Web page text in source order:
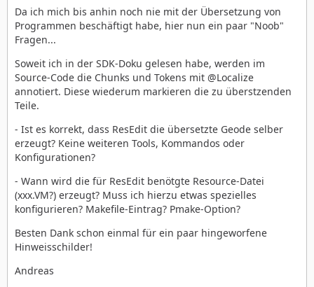
Da ich mich bis anhin noch nie mit der Übersetzung von
Programmen beschäftigt habe, hier nun ein paar "Noob"
Fragen...
Soweit ich in der SDK-Doku gelesen habe, werden im
Source-Code die Chunks und Tokens mit @Localize
annotiert. Diese wiederum markieren die zu überstzenden
Teile.
- Ist es korrekt, dass ResEdit die übersetzte Geode selber
erzeugt? Keine weiteren Tools, Kommandos oder
Konfigurationen?
- Wann wird die für ResEdit benötgte Resource-Datei
(xxx.VM?) erzeugt? Muss ich hierzu etwas spezielles
konfigurieren? Makefile-Eintrag? Pmake-Option?
Besten Dank schon einmal für ein paar hingeworfene
Hinweisschilder!
Andreas